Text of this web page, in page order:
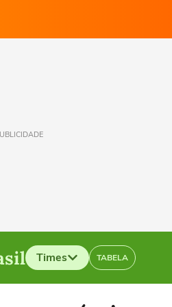
Times TABELA